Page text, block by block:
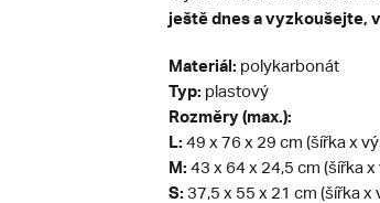
ještě dnes a vyzkoušejte,
Materiál: polykarbonát
Typ: plastový
Rozměry (max.):
L: 49 x 76 x 29 cm (šířka x
M: 43 x 64 x 24,5 cm (šířka
S: 37,5 x 55 x 21 cm (šířka x